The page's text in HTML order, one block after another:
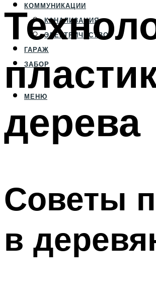
КОММУНИКАЦИИ
КАНАЛИЗАЦИЯ
ЭЛЕКТРИЧЕСТВО
ГАРАЖ
ЗАБОР
МЕНЮ
дерева
Советы
в